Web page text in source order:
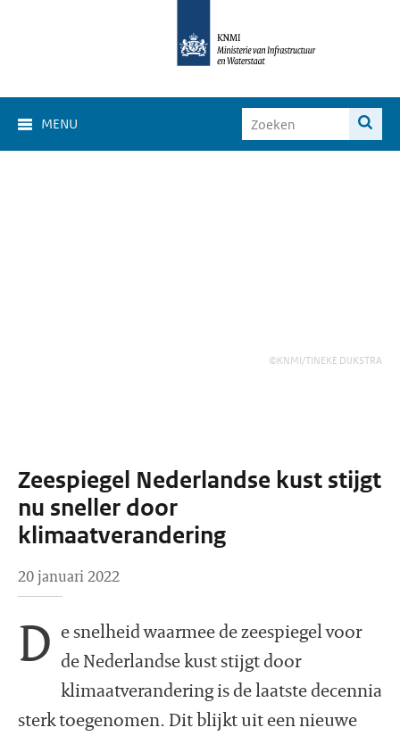
MENU
©KNMI/TINEKE DIJKSTRA
Zeespiegel Nederlandse kust stijgt
nu sneller door
klimaatverandering
20 januari 2022
D e snelheid waarmee de zeespiegel voor
de Nederlandse kust stijgt door
klimaatverandering is de laatste decennia
sterk toegenomen. Dit blijkt uit een nieuwe